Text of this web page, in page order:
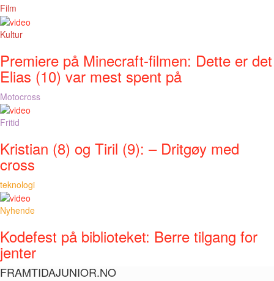
Film
Kultur
Premiere på Minecraft-filmen: Dette er det
Elias (10) var mest spent på
Motocross
Fritid
Kristian (8) og Tiril (9): – Dritgøy med
cross
teknologi
Nyhende
Kodefest på biblioteket: Berre tilgang for
jenter
FRAMTIDAJUNIOR.NO